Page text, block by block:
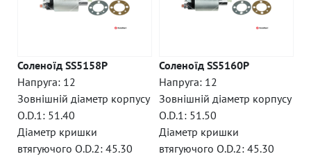
Соленоїд SS5158P
Напруга: 12
Зовнішній діаметр корпусу
O.D.1: 51.40
Діаметр кришки
втягуючого O.D.2: 45.30
Соленоїд SS5160P
Напруга: 12
Зовнішній діаметр корпусу
O.D.1: 51.50
Діаметр кришки
втягуючого O.D.2: 45.30